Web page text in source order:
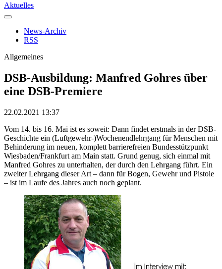
Aktuelles
News-Archiv
RSS
Allgemeines
DSB-Ausbildung: Manfred Gohres über
eine DSB-Premiere
22.02.2021 13:37
Vom 14. bis 16. Mai ist es soweit: Dann findet erstmals in der DSB-
Geschichte ein (Luftgewehr-)Wochenendlehrgang für Menschen mit
Behinderung im neuen, komplett barrierefreien Bundesstützpunkt
Wiesbaden/Frankfurt am Main statt. Grund genug, sich einmal mit
Manfred Gohres zu unterhalten, der durch den Lehrgang führt. Ein
zweiter Lehrgang dieser Art – dann für Bogen, Gewehr und Pistole
– ist im Laufe des Jahres auch noch geplant.